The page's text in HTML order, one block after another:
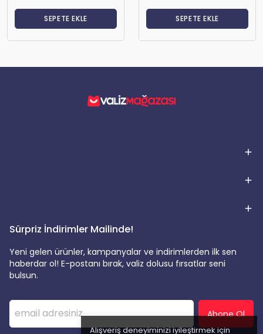
Alışveriş deneyiminizi iyileştirmek için
SEPETE EKLE SEPETE EKLE
Sürpriz İndirimler Mailinde!
Yeni gelen ürünler, kampanyalar ve indirimlerden ilk sen
haberdar ol! E-postanı bırak, valiz dolusu fırsatlar seni
bulsun.
Abone Ol